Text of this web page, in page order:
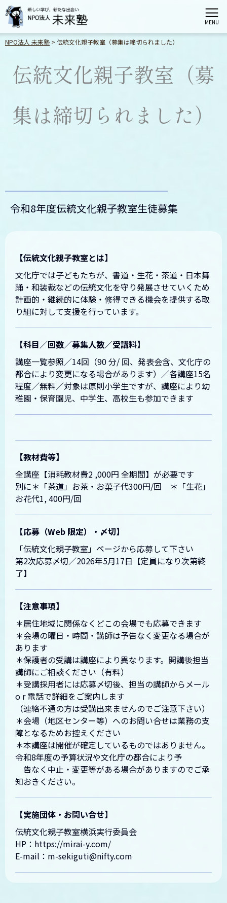
ホーム
未来塾とは
栄区会場講座
伝統文化親子教室（募集は締切られました）
MENU
NPO法人 未来塾 > 伝統文化親子教室（募集は締切られました）
伝統文化親子教室（募
集は締切られました）
令和8年度伝統文化親子教室生徒募集
【伝統文化親子教室とは】
文化庁では子どもたちが、書道・生花・茶道・日本舞
踊・和装裁などの伝統文化を守り発展させていくため
計画的・継続的に体験・修得できる機会を提供する取
り組に対して支援を行っています。
【科目／回数／募集人数／受講料】
講座一覧参照／14回（90 分/ 回、発表会含、文化庁の
都合により変更になる場合があります）／各講座15名
程度／無料／対象は原則小学生ですが、講座により幼
稚園・保育園児、中学生、高校生も参加できます
【教材費等】
全講座【消耗教材費2 ,000円 全期間】が必要です
別に＊「茶道」お茶・お菓子代300円/回 ＊「生花」
お花代1, 400円/回
【応募（Web 限定）・〆切】
「伝統文化親子教室」ページから応募して下さい
第2次応募〆切／2026年5月17日【定員になり次第終
了】
【注意事項】
＊居住地域に関係なくどこの会場でも応募できます
＊会場の曜日・時間・講師は予告なく変更なる場合が
あります
＊保護者の受講は講座により異なります。開講後担当
講師にご相談ください（有料）
＊受講採用者には応募〆切後、担当の講師からメール
o r 電話で詳細をご案内します
（連絡不通の方は受講出来ませんのでご注意下さい）
＊会場（地区センター等）へのお問い合せは業務の支
障となるためお控えください
＊本講座は開催が確定しているものではありません。
令和8年度の予算状況や文化庁の都合により予
告なく中止・変更等がある場合がありますのでご承
知おきください。
【実施団体・お問い合せ】
伝統文化親子教室横浜実行委員会
HP：https://mirai-y.com/
E-mail：m-sekiguti@nifty.com